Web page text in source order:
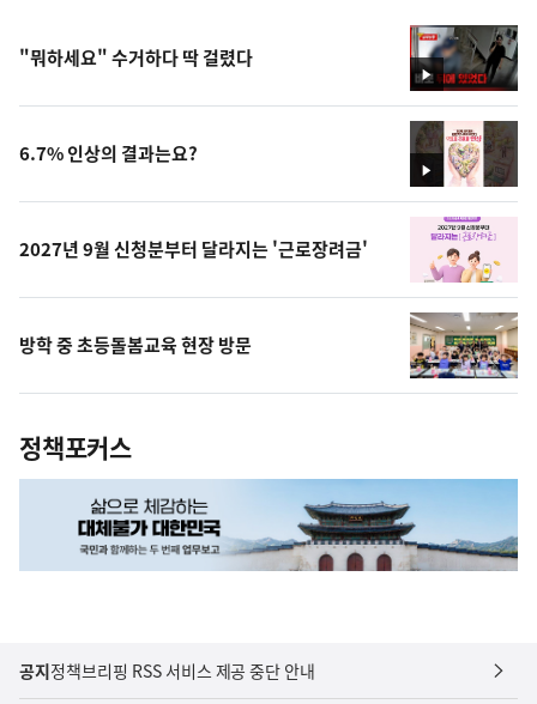
영
상
"뭐하세요" 수거하다 딱 걸렸다
영
상
6.7% 인상의 결과는요?
2027년 9월 신청분부터 달라지는 '근로장려금'
방학 중 초등돌봄교육 현장 방문
정책포커스
공지정책브리핑 RSS 서비스 제공 중단 안내